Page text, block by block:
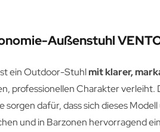
Außenstuhl
ein Outdoor-Stuhlmit klarer,
professionellen Charakter verleiht.
sorgen dafür, dass sich dieses
und in Barzonen hervorragend